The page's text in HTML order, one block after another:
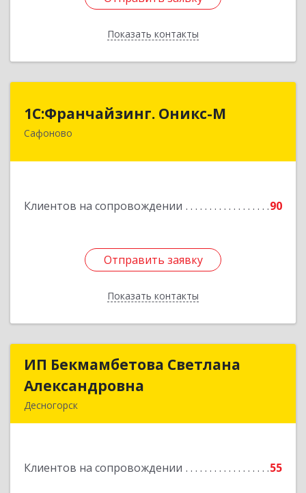
Показать контакты
Назад
1С:Франчайзинг. Оникс-М
Сафоново
Клиентов на сопровождении 90
Отправить заявку
Показать контакты
1С:Франчайзинг. Оникс-М
215500, Смоленская обл, Сафоновский р-н,
Отправить заявку
Назад
ИП Бекмамбетова Светлана
Александровна
Десногорск
Клиентов на сопровождении 55
ИП Бекмамбетова Светлана
Подробнее